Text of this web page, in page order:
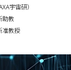
宇宙研）
助教
准教授